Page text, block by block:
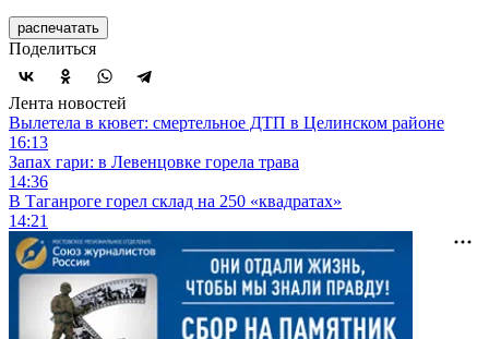
распечатать
Поделиться
Лента новостей
Вылетела в кювет: смертельное ДТП в Целинском районе
16:13
Запах гари: в Левенцовке горела трава
14:36
В Таганроге горел склад на 250 «квадратах»
14:21